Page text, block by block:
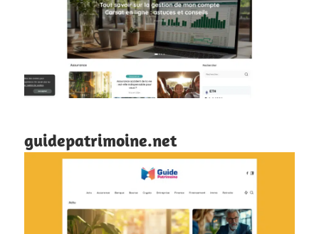
guidepatrimoine.net